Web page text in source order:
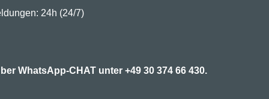
24h (24/7)
WhatsApp-CHAT unter +49 30 374 66 430.